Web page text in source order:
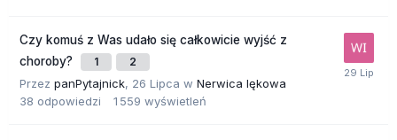
Czy komuś z Was udało się całkowicie wyjść z
choroby?
1 2
Przez panPytajnick, 26 Lipca w Nerwica lękowa
38 odpowiedzi 1 559 wyświetleń